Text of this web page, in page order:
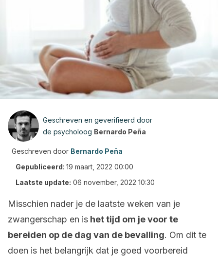
Geschreven en geverifieerd door
de psycholoog Bernardo Peña
Geschreven door Bernardo Peña
Gepubliceerd: 19 maart, 2022 00:00
Laatste update: 06 november, 2022 10:30
Misschien nader je de laatste weken van je
zwangerschap en is het tijd om je voor te
bereiden op de dag van de bevalling. Om dit te
doen is het belangrijk dat je goed voorbereid